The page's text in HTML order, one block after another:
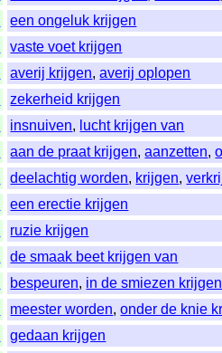
een ongeluk krijgen
vaste voet krijgen
averij krijgen,averij oplopen
zekerheid krijgen
insnuiven, lucht krijgen van
aan de praat krijgen,aanzetten,
deelachtig worden, krijgen,
een erectie krijgen
ruzie krijgen
de smaak beet krijgen van
bespeuren, in de smiezen krijgen
meester worden,onder de knie
gedaan krijgen